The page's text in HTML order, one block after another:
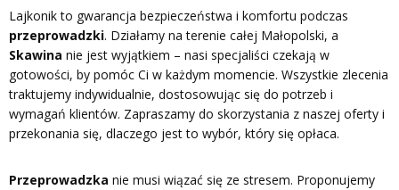
Lajkonik to gwarancja bezpieczeństwa i komfortu podczas
przeprowadzki. Działamy na terenie całej Małopolski, a
Skawina nie jest wyjątkiem – nasi specjaliści czekają w
gotowości, by pomóc Ci w każdym momencie. Wszystkie zlecenia
traktujemy indywidualnie, dostosowując się do potrzeb i
wymagań klientów. Zapraszamy do skorzystania z naszej oferty i
przekonania się, dlaczego jest to wybór, który się opłaca.
Przeprowadzka nie musi wiązać się ze stresem. Proponujemy